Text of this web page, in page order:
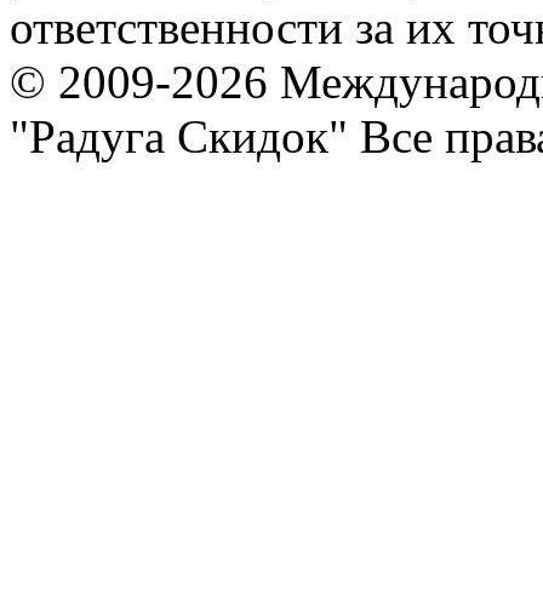
ответственности за их
© 2009-2026
"Радуга Скидок" Все